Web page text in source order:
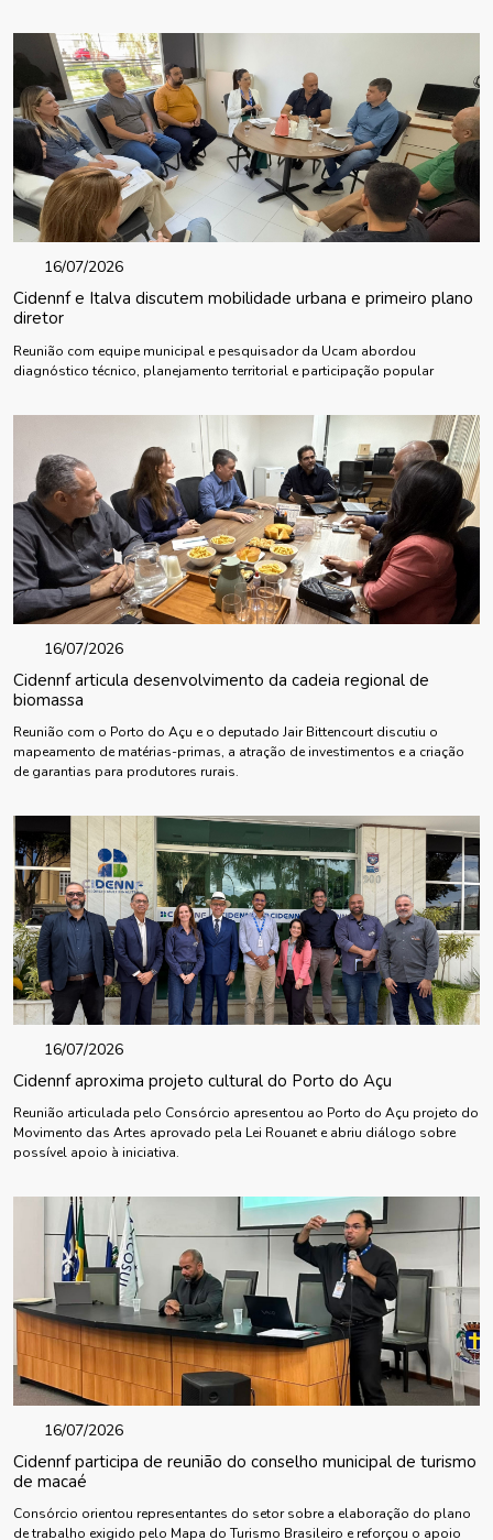
16/07/2026
Cidennf e Italva discutem mobilidade urbana e primeiro plano
diretor
Reunião com equipe municipal e pesquisador da Ucam abordou
diagnóstico técnico, planejamento territorial e participação popular
16/07/2026
Cidennf articula desenvolvimento da cadeia regional de
biomassa
Reunião com o Porto do Açu e o deputado Jair Bittencourt discutiu o
mapeamento de matérias-primas, a atração de investimentos e a criação
de garantias para produtores rurais.
16/07/2026
Cidennf aproxima projeto cultural do Porto do Açu
Reunião articulada pelo Consórcio apresentou ao Porto do Açu projeto do
Movimento das Artes aprovado pela Lei Rouanet e abriu diálogo sobre
possível apoio à iniciativa.
16/07/2026
Cidennf participa de reunião do conselho municipal de turismo
de macaé
Consórcio orientou representantes do setor sobre a elaboração do plano
de trabalho exigido pelo Mapa do Turismo Brasileiro e reforçou o apoio